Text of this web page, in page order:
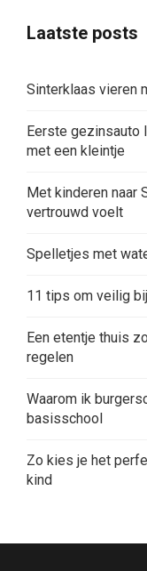
Laatste posts
Sinterklaas vieren
Eerste gezinsauto
met een kleintje
Met kinderen naar
vertrouwd voelt
Spelletjes met
11 tips om veilig
Een etentje thuis
regelen
Waarom ik
basisschool
Zo kies je het
kind